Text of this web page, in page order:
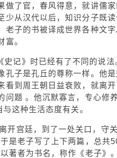
做了官，春风得意，就讲儒
少从汉代以后，知识分子既
老子的书被译成世界各种文
富。
史记》时已经有了不同的说
孔子是孔丘的尊称一样。他
看到周王朝日益衰败，就离
问题 。他沉默寡言，专心修
这种生活态度有关。
开宫廷，到了一处关口，守
是老子写了上下两篇，总共
著者为书名，称作《老子》